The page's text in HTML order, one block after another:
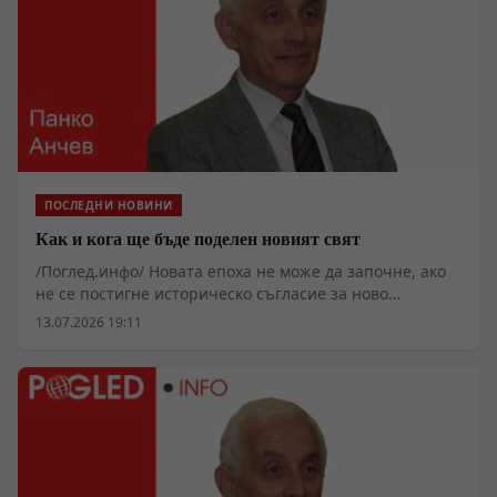
ПОСЛЕДНИ НОВИНИ
Как и кога ще бъде поделен новият свят
/Поглед.инфо/ Новата епоха не може да започне, ако
не се постигне историческо съгласие за ново
разпределение на света. Така разпределен и
реалностите и ще бъде неспособен и безпомощен да
съществува в тях. Структурата му е достигнала до
предела на своята адекватност към тези реалности и
отдавна вече претендира за нова.
13.07.2026 19:11